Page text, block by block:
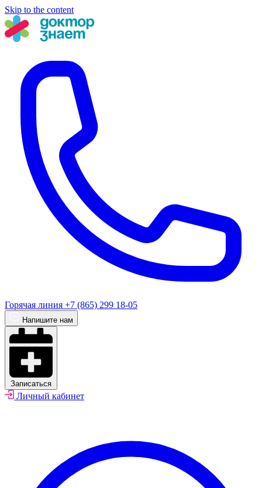
Skip to the content
Горячая линия +7 (865) 299 18-05
Напишите нам
Записаться
Личный кабинет